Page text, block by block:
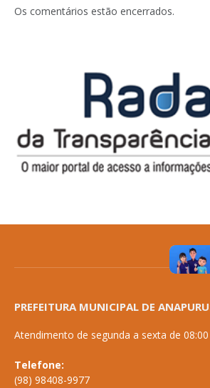
Os comentários estão encerrados.
PREFEITURA MUNICIPAL DE
Atendimento de segunda a sexta de
Telefone:
(98) 98408-9977